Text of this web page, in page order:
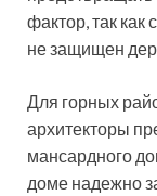
фактор, так
не защищен
Для горных
архитекторы
мансардного
доме надежно